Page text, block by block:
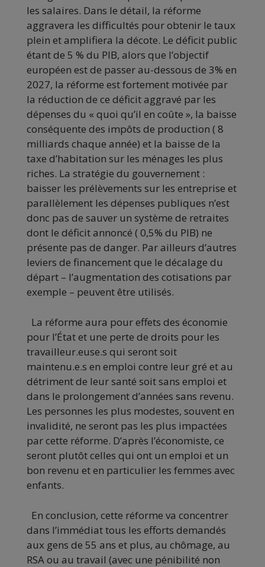
les salaires. Dans le détail, la réforme
aggravera les difficultés pour obtenir le taux
plein et amplifiera la décote. Le déficit public
étant de 5 % du PIB, alors que l’objectif
européen est de passer au-dessous de 3% en
2027, la réforme est fortement motivée par
la réduction de ce déficit aggravé par les
dépenses du « quoi qu’il en coûte », la baisse
conséquente des impôts de production ( 8
milliards chaque année) et la baisse de la
taxe d’habitation sur les ménages les plus
riches. La stratégie du gouvernement :
baisser les prélèvements sur les entreprise et
parallèlement les dépenses publiques n’est
donc pas de sauver un système de retraites
dont le déficit annoncé ( 0,5% du PIB) ne
présente pas de danger. Par ailleurs d’autres
leviers de financement que le décalage du
départ – l’augmentation des cotisations par
exemple – peuvent être utilisés.
La réforme aura pour effets des économie
pour l’État et une perte de droits pour les
travailleur.euse.s qui seront soit
maintenu.e.s en emploi contre leur gré et au
détriment de leur santé soit sans emploi et
dans le prolongement d’années sans revenu.
Les personnes les plus modestes, souvent en
invalidité, ne seront pas les plus impactées
par cette réforme. D’après l’économiste, ce
seront plutôt celles qui ont un emploi et un
bon revenu et en particulier les femmes avec
enfants.
En conclusion, cette réforme va concentrer
dans l’immédiat tous les efforts demandés
aux gens de 55 ans et plus, au chômage, au
RSA ou au travail (avec une pénibilité non